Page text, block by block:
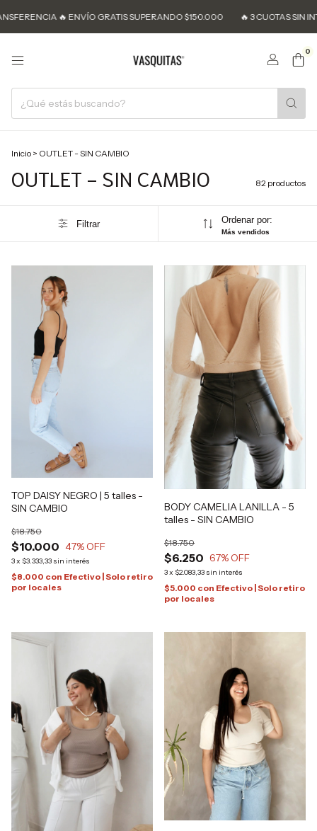
GRATIS SUPERANDO $150.000 🔥 3 CUOTAS SIN INTERÉS 🔥 10%
0
Inicio > OUTLET - SIN CAMBIO
OUTLET - SIN CAMBIO 82 productos
Filtrar Ordenar por:
Más vendidos
TOP DAISY NEGRO | 5 talles -
SIN CAMBIO
$10.000
$18.750
47% OFF
3x $3.333,33 sin interés
$8.000 con Efectivo | Solo retiro
por locales
BODY CAMELIA LANILLA - 5
talles - SIN CAMBIO
$6.250
$18.750
67% OFF
3x $2.083,33 sin interés
$5.000 con Efectivo | Solo retiro
por locales